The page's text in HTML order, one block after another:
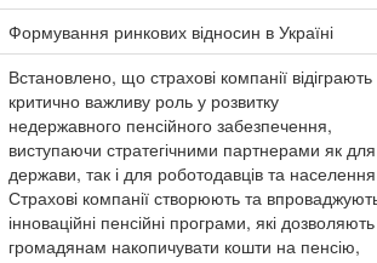
Формування ринкових відносин в Україні
Встановлено, що страхові компанії відіграють
критично важливу роль у розвитку
недержавного пенсійного забезпечення,
виступаючи стратегічними партнерами як для
держави, так і для роботодавців та
Страхові компанії створюють та
інноваційні пенсійні програми, які дозволяють
громадянам накопичувати кошти на пенсію,